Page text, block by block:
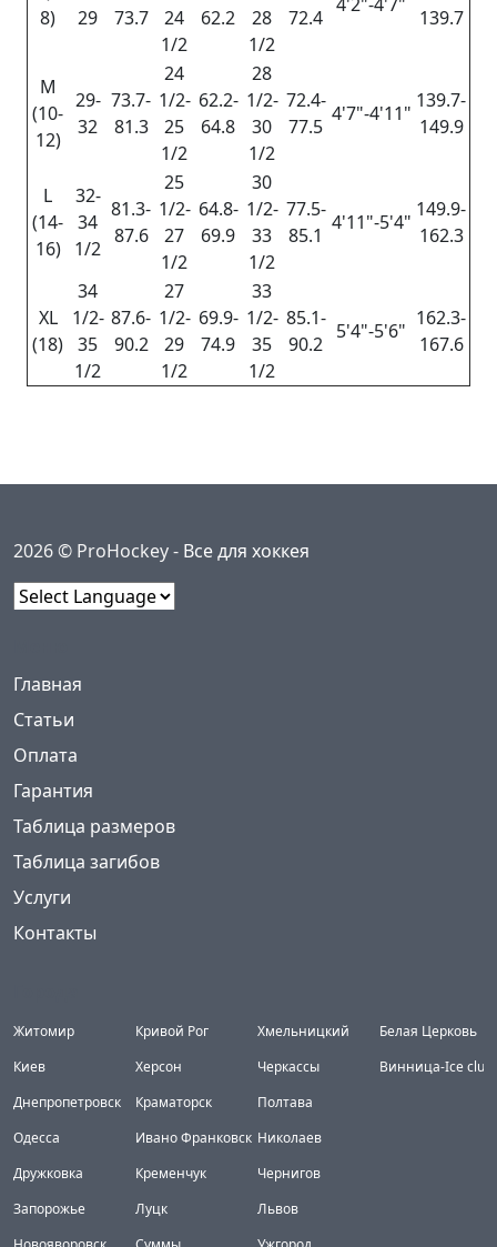
8)
29
73.7
24
1/2
62.2
28
1/2
72.4
139.7
M
(10-
12)
29-
32
73.7-
81.3
24
1/2-
25
1/2
62.2-
64.8
28
1/2-
30
1/2
72.4-
77.5
4'7"-4'11"
139.7-
149.9
L
(14-
16)
32-
34
1/2
81.3-
87.6
25
1/2-
27
1/2
64.8-
69.9
30
1/2-
33
1/2
77.5-
85.1
4'11"-5'4"
149.9-
162.3
XL
(18)
34
1/2-
35
1/2
87.6-
90.2
27
1/2-
29
1/2
69.9-
74.9
33
1/2-
35
1/2
85.1-
90.2
5'4"-5'6"
162.3-
167.6
2026 © ProHockey - Все для хоккея
Главная
Статьи
Оплата
Гарантия
Таблица размеров
Таблица загибов
Услуги
Контакты
Житомир
Киев
Днепропетровск
Одесса
Дружковка
Запорожье
Кривой Рог
Херсон
Краматорск
Ивано Франковск
Кременчук
Луцк
Хмельницкий
Черкассы
Полтава
Николаев
Чернигов
Львов
Белая Церковь
Винница-Ice club